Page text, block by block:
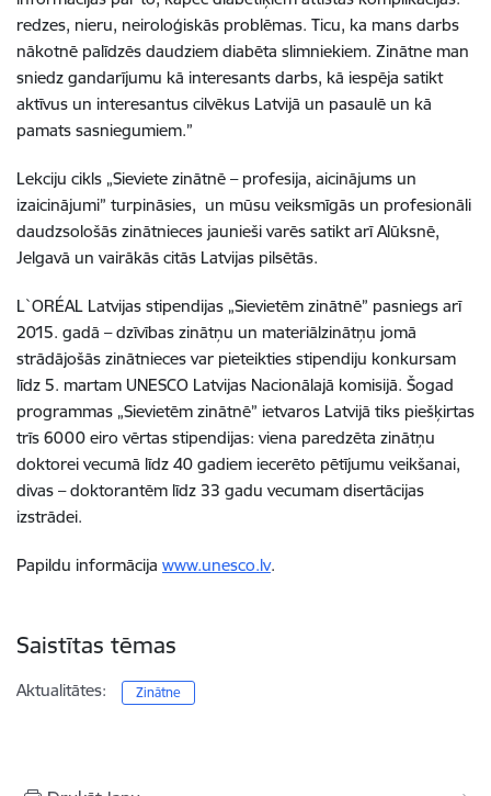
redzes, nieru, neiroloģiskās problēmas. Ticu, ka mans darbs
nākotnē palīdzēs daudziem diabēta slimniekiem. Zinātne man
sniedz gandarījumu kā interesants darbs, kā iespēja satikt
aktīvus un interesantus cilvēkus Latvijā un pasaulē un kā
pamats sasniegumiem.”
Lekciju cikls „Sieviete zinātnē – profesija, aicinājums un
izaicinājumi” turpināsies, un mūsu veiksmīgās un profesionāli
daudzsološās zinātnieces jaunieši varēs satikt arī Alūksnē,
Jelgavā un vairākās citās Latvijas pilsētās.
L`ORÉAL Latvijas stipendijas „Sievietēm zinātnē” pasniegs arī
2015. gadā – dzīvības zinātņu un materiālzinātņu jomā
strādājošās zinātnieces var pieteikties stipendiju konkursam
līdz 5. martam UNESCO Latvijas Nacionālajā komisijā. Šogad
programmas „Sievietēm zinātnē” ietvaros Latvijā tiks piešķirtas
trīs 6000 eiro vērtas stipendijas: viena paredzēta zinātņu
doktorei vecumā līdz 40 gadiem iecerēto pētījumu veikšanai,
divas – doktorantēm līdz 33 gadu vecumam disertācijas
izstrādei.
Papildu informācija www.unesco.lv.
Saistītas tēmas
Aktualitātes: Zinātne